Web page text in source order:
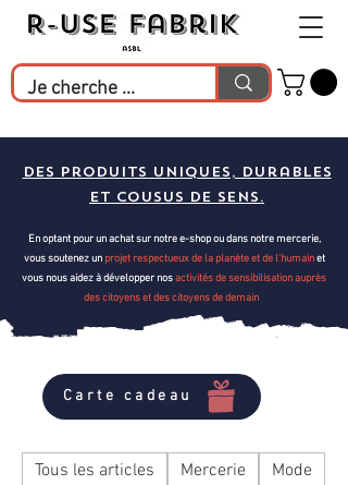
Des produits uniques, durables
et cousus de sens.
En optant pour un achat sur notre e-shop ou dans notre mercerie,
vous soutenez un projet respectueux de la planète et de l'humainet
vous nous aidez à développer nosactivités de sensibilisationauprès
des citoyens et des citoyens de demain
Carte cadeau
Tous les articles Mercerie
Mode